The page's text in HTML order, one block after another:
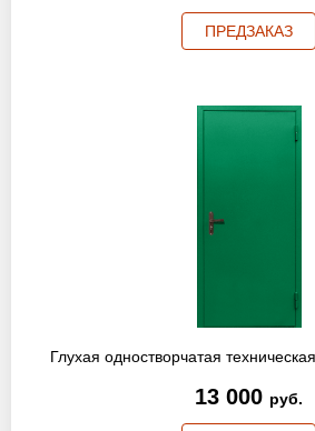
ПРЕДЗАКАЗ
Глухая одностворчатая
13 000 руб.